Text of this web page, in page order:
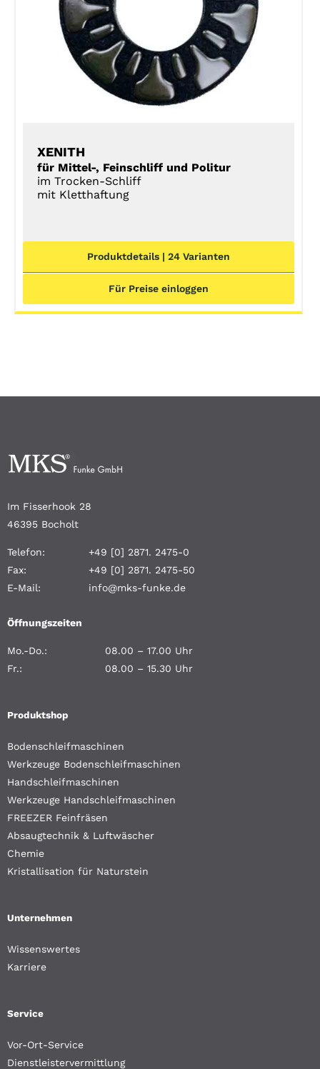
XENITH
für Mittel-, Feinschliff und Politur
im Trocken-Schliff
mit Kletthaftung
Produktdetails | 24 Varianten
Für Preise einloggen
Im Fisserhook 28
46395 Bocholt
Telefon:
+49 [0] 2871. 2475-0
Fax:
+49 [0] 2871. 2475-50
E-Mail:
info@mks-funke.de
Öffnungszeiten
Mo.-Do.:
08.00 – 17.00 Uhr
Fr.:
08.00 – 15.30 Uhr
Produktshop
Bodenschleifmaschinen
Werkzeuge Bodenschleifmaschinen
Handschleifmaschinen
Werkzeuge Handschleifmaschinen
FREEZER Feinfräsen
Absaugtechnik & Luftwäscher
Chemie
Kristallisation für Naturstein
Unternehmen
Wissenswertes
Karriere
Service
Vor-Ort-Service
Dienstleistervermittlung